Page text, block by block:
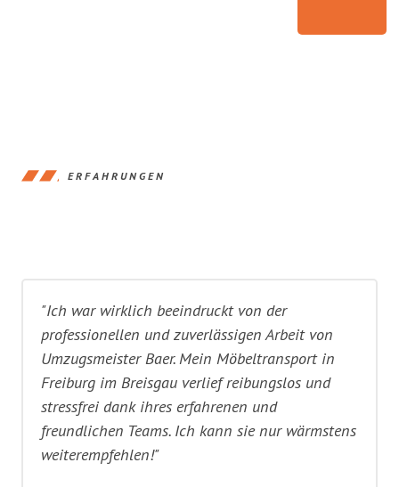
ERFAHRUNGEN
"Ich war wirklich beeindruckt von der
professionellen und zuverlässigen Arbeit von
Umzugsmeister Baer. Mein Möbeltransport in
Freiburg im Breisgau verlief reibungslos und
stressfrei dank ihres erfahrenen und
freundlichen Teams. Ich kann sie nur wärmstens
weiterempfehlen!"